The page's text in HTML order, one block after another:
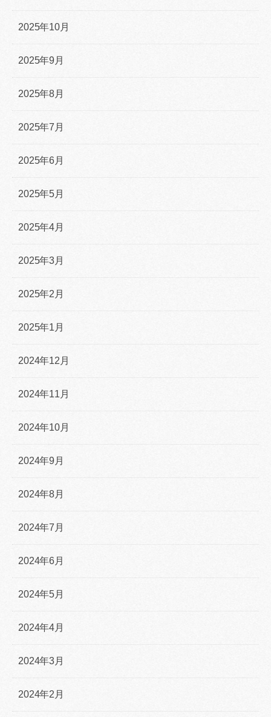
2025年10月
2025年9月
2025年8月
2025年7月
2025年6月
2025年5月
2025年4月
2025年3月
2025年2月
2025年1月
2024年12月
2024年11月
2024年10月
2024年9月
2024年8月
2024年7月
2024年6月
2024年5月
2024年4月
2024年3月
2024年2月